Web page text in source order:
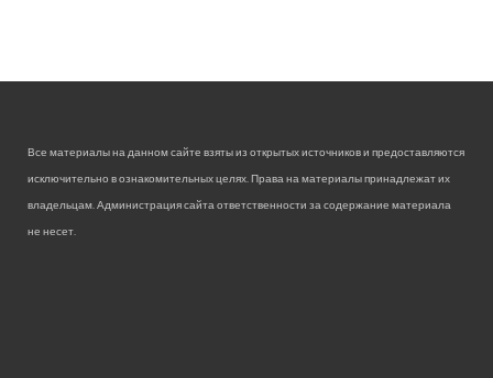
Все материалы на данном сайте взяты из открытых источников и предоставляются
исключительно в ознакомительных целях. Права на материалы принадлежат их
владельцам. Администрация сайта ответственности за содержание материала
не несет.